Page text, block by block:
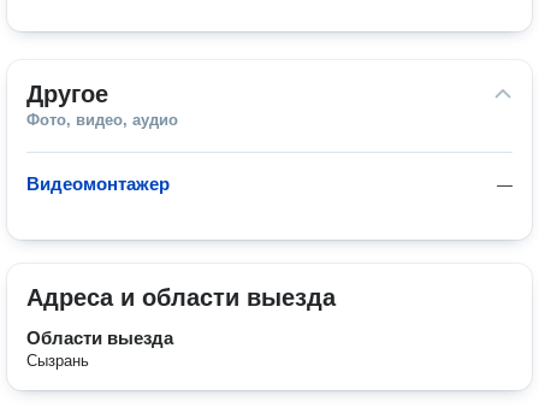
Другое
Фото, видео, аудио
—
Видеомонтажер
Адреса и области выезда
Области выезда
Сызрань